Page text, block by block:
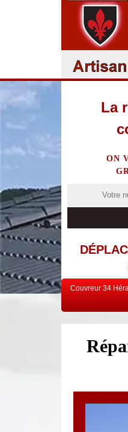
La
ON
Couvreur 34